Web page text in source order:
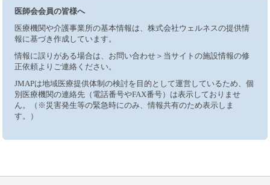
医師会会員の皆様へ
医療機関や介護事業所の基本情報は、株式会社ウェルネスの提供情
報に基づき作成しています。
情報に誤りがある場合は、お問い合わせ＞当サイトの施設情報の修
正依頼よりご連絡ください。
JMAPは地域医療提供体制の検討を目的として運営しているため、個
別医療機関の連絡先（電話番号やFAX番号）は表示しておりませ
ん。（※災害発生等の緊急時にのみ、情報共有のため表示しま
す。）